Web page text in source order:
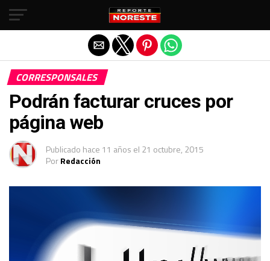
CORRESPONSALES
Podrán facturar cruces por
página web
Publicado hace 11 años el 21 octubre, 2015
PorRedacción
Salir de la versión móvil